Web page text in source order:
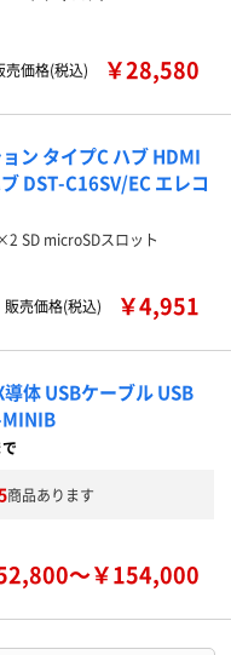
売価格(税込) ￥28,580
ン タイプC ハブ HDMI
DST-C16SV/EC エレコ
SD microSDスロット
販売価格(税込)
￥4,951
体 USBケーブル USB
商品あります
～￥154,000